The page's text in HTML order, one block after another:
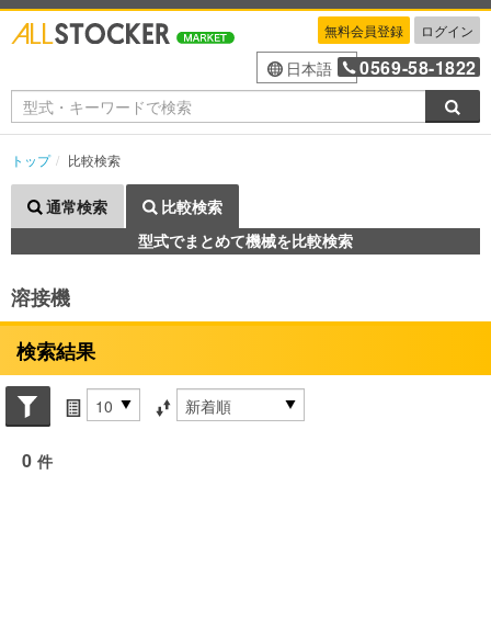
無料会員登録 ログイン
日本語 0569-58-1822
トップ 比較検索
通常検索
比較検索
型式でまとめて機械を比較検索
溶接機
検索結果
Search conditions
件数 並び替え条件
0 件